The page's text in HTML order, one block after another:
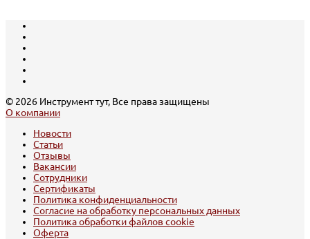
© 2026 Инструмент тут, Все права защищены
О компании
Новости
Статьи
Отзывы
Вакансии
Сотрудники
Сертификаты
Политика конфиденциальности
Согласие на обработку персональных данных
Политика обработки файлов cookie
Оферта